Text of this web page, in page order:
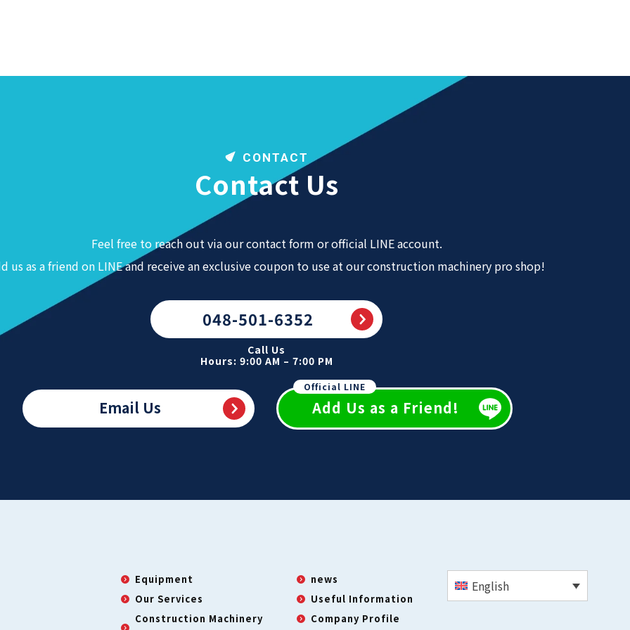
CONTACT
Contact Us
Feel free to reach out via our contact form or official LINE account.
us as a friend on LINE and receive an exclusive coupon to use at our construction machinery pro shop!
048-501-6352
Call Us
Hours: 9:00 AM – 7:00 PM
Email Us
Official LINE
Add Us as a Friend!
Equipment
Our Services
Construction Machinery
news
Useful Information
Company Profile
English